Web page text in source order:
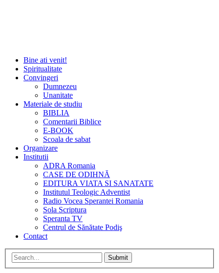
Bine ati venit!
Spiritualitate
Convingeri
Dumnezeu
Unanitate
Materiale de studiu
BIBLIA
Comentarii Biblice
E-BOOK
Scoala de sabat
Organizare
Institutii
ADRA Romania
CASE DE ODIHNĂ
EDITURA VIATA SI SANATATE
Institutul Teologic Adventist
Radio Vocea Sperantei Romania
Sola Scriptura
Speranta TV
Centrul de Sănătate Podiş
Contact
Submit